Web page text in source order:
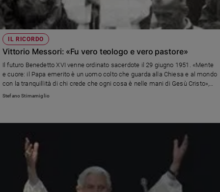
IL RICORDO
Vittorio Messori: «Fu vero teologo e vero pastore»
Il futuro Benedetto XVI venne ordinato sacerdote il 29 giugno 1951. «Mente
e cuore: il Papa emerito è un uomo colto che guarda alla Chiesa e al mondo
con la tranquillità di chi crede che ogni cosa è nelle mani di Gesù Cristo»,
spiega lo scrittore cattolico, che con lui scrisse il best seller "Rapporto sulla
Stefano Stimamiglio